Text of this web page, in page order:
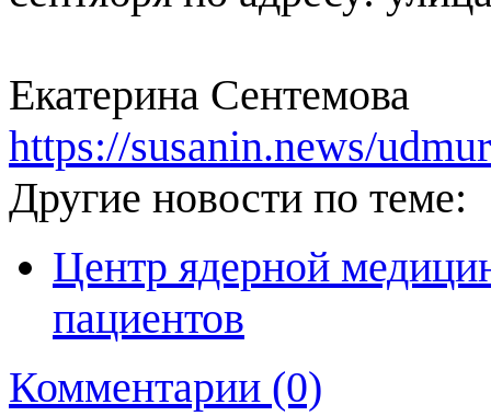
Екатерина Сентемова
https://susanin.news/
Другие новости по теме:
Центр ядерной
пациентов
Комментарии (0)